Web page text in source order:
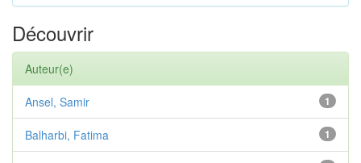
Découvrir
Auteur(e)
1
Ansel, Samir
1
Balharbi, Fatima